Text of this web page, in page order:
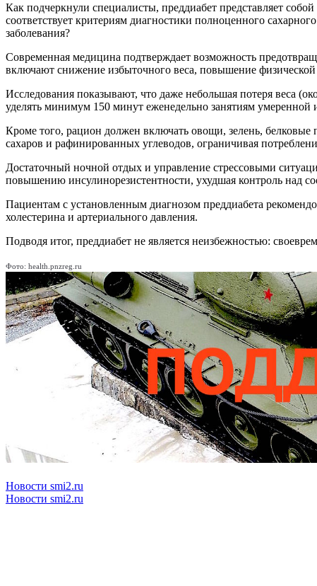
Как подчеркнули специалисты, преддиабет представляет
соответствует критериям диагностики полноценного
заболевания?
Современная медицина подтверждает возможность
включают снижение избыточного веса, повышение физической
Исследования показывают, что даже небольшая потеря веса
уделять минимум 150 минут еженедельно занятиям умеренной
Кроме того, рацион должен включать овощи, зелень,
сахаров и рафинированных углеводов, ограничивая
Достаточный ночной отдых и управление стрессовыми
повышению инсулинорезистентности, ухудшая контроль над
Пациентам с установленным диагнозом преддиабета
холестерина и артериального давления.
Подводя итог, преддиабет не является неизбежностью:
Фото: health.pnzreg.ru
Новости smi2.ru
Новости smi2.ru